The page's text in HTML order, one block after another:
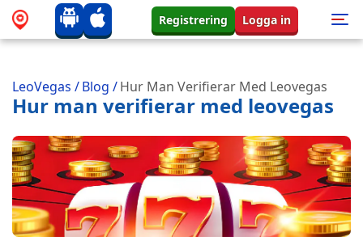
Registrering Logga in
LeoVegas /Blog /Hur Man Verifierar Med Leovegas
Hur man verifierar med leovegas